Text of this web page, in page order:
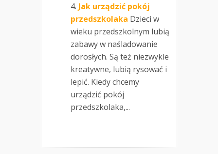
Jak urządzić pokój
przedszkolaka Dzieci w
wieku przedszkolnym lubią
zabawy w naśladowanie
dorosłych. Są też niezwykle
kreatywne, lubią rysować i
lepić. Kiedy chcemy
urządzić pokój
przedszkolaka,...